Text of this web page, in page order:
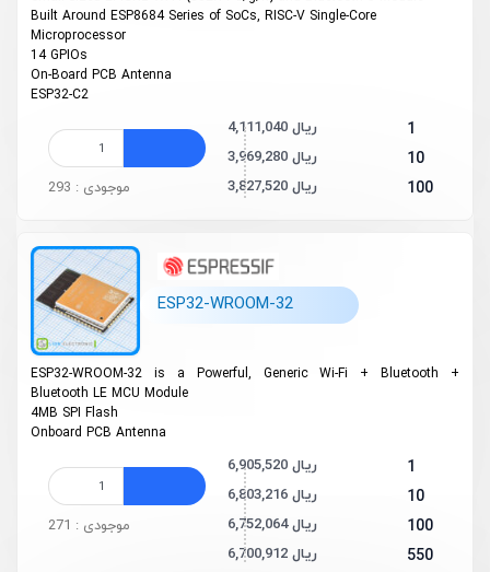
Built Around ESP8684 Series of SoCs, RISC-V Single-Core
Microprocessor
14 GPIOs
On-Board PCB Antenna
ESP32-C2
1 4,111,040 ریال
10 3,969,280 ریال
100 3,827,520 ریال موجودی : 293
ESP32-WROOM-32
ESP32-WROOM-32 is a Powerful, Generic Wi-Fi + Bluetooth
+
Bluetooth LE MCU Module
4MB SPI Flash
On­board PCB Antenna
1 6,905,520 ریال
10 6,803,216 ریال
100 6,752,064 ریال
550 6,700,912 ریال
موجودی : 271